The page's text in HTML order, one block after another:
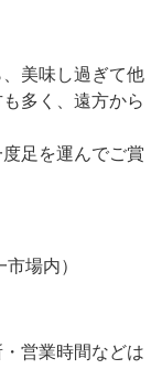
美味し過ぎて他
多く、遠方から
足を運んでご賞
場内）
営業時間などは